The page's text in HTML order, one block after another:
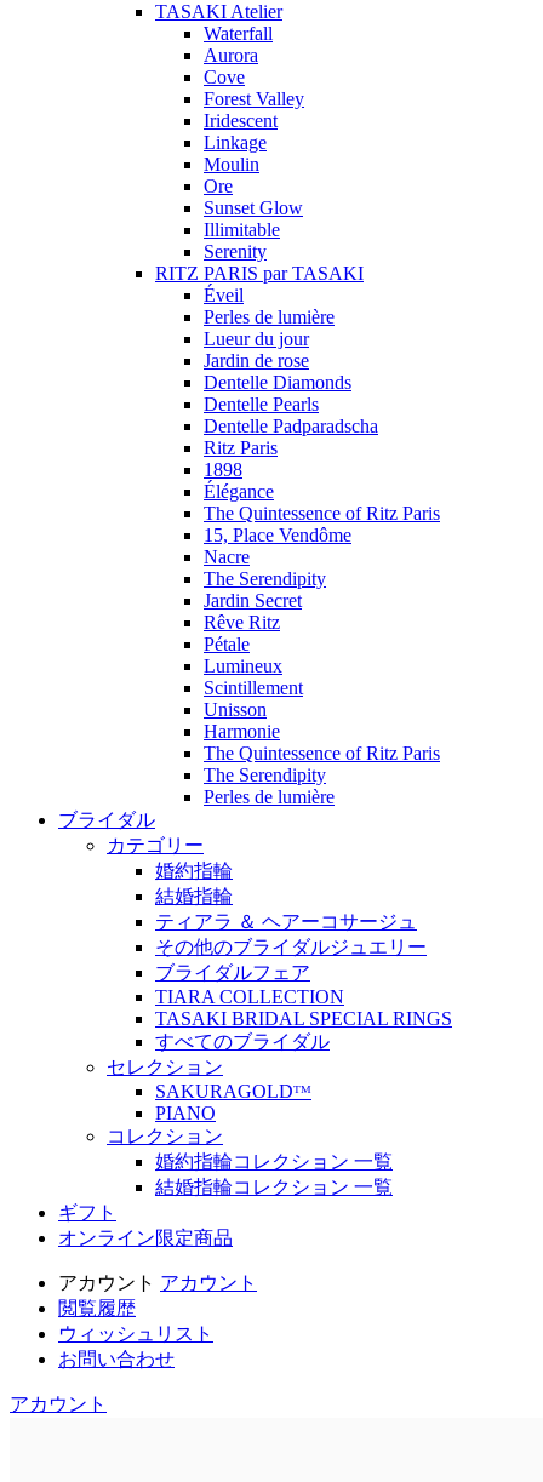
TASAKI Atelier
Waterfall
Aurora
Cove
Forest Valley
Iridescent
Linkage
Moulin
Ore
Sunset Glow
Illimitable
Serenity
RITZ PARIS par TASAKI
Éveil
Perles de lumière
Lueur du jour
Jardin de rose
Dentelle Diamonds
Dentelle Pearls
Dentelle Padparadscha
Ritz Paris
1898
Élégance
The Quintessence of Ritz Paris
15, Place Vendôme
Nacre
The Serendipity
Jardin Secret
Rêve Ritz
Pétale
Lumineux
Scintillement
Unisson
Harmonie
The Quintessence of Ritz Paris
The Serendipity
Perles de lumière
ブライダル
カテゴリー
婚約指輪
結婚指輪
ティアラ ＆ ヘアーコサージュ
その他のブライダルジュエリー
ブライダルフェア
TIARA COLLECTION
TASAKI BRIDAL SPECIAL RINGS
すべてのブライダル
セレクション
SAKURAGOLDᵀᴹ
PIANO
コレクション
婚約指輪コレクション 一覧
結婚指輪コレクション 一覧
ギフト
オンライン限定商品
アカウント アカウント
閲覧履歴
ウィッシュリスト
お問い合わせ
アカウント